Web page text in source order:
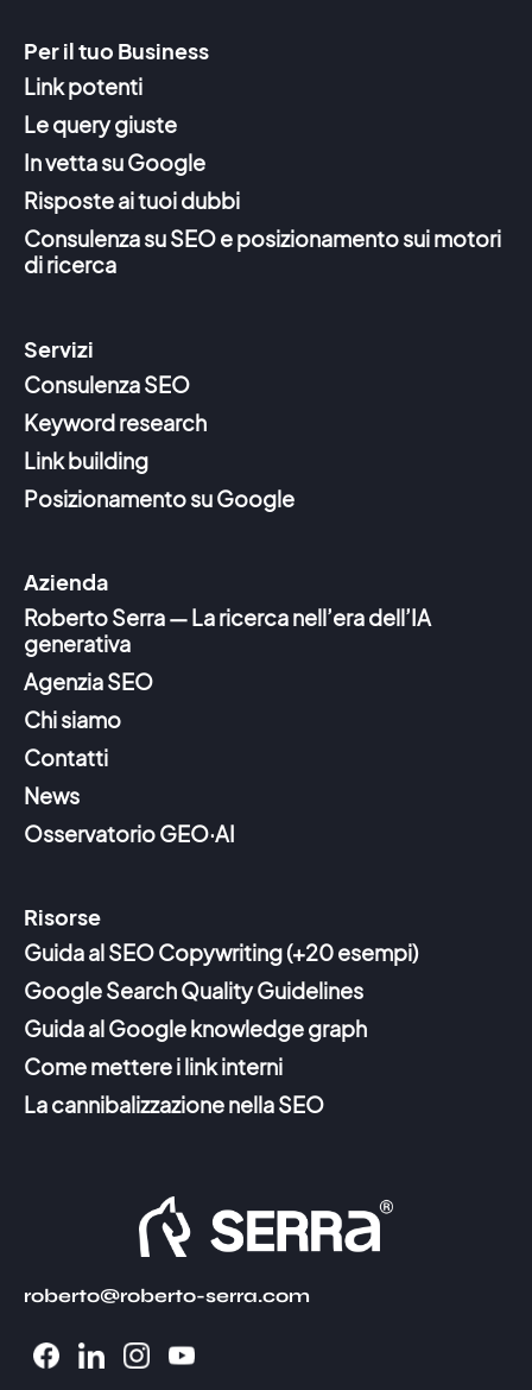
Per il tuo Business
Link potenti
Le query giuste
In vetta su Google
Risposte ai tuoi dubbi
Consulenza su SEO e posizionamento sui motori
di ricerca
Servizi
Consulenza SEO
Keyword research
Link building
Posizionamento su Google
Azienda
Roberto Serra — La ricerca nell’era dell’IA
generativa
Agenzia SEO
Chi siamo
Contatti
News
Osservatorio GEO·AI
Risorse
Guida al SEO Copywriting (+20 esempi)
Google Search Quality Guidelines
Guida al Google knowledge graph
Come mettere i link interni
La cannibalizzazione nella SEO
roberto@roberto-serra.com